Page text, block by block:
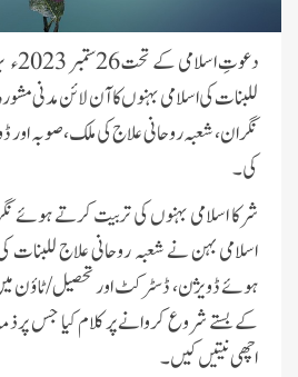
للبنات کی اسلامی بہنوں کا آن لائن مدنی
نگران ، شعبہ روحانی علاج کی ملک، صوبہ
کی۔
شرکا اسلامی بہنوں کی تربیت کرتے ہوئے
اسلامی بہن نے شعبہ روحانی علاج للبنات کی
ہوئےڈویژن، ڈسٹرکٹ اور تحصیل/ٹاؤن
کے بستے شروع کروانے پر کلام کیا جس پر
اچھی نیتیں کیں۔